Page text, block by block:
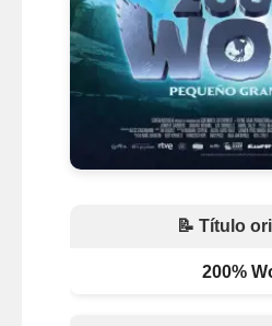
📝 Título
200%